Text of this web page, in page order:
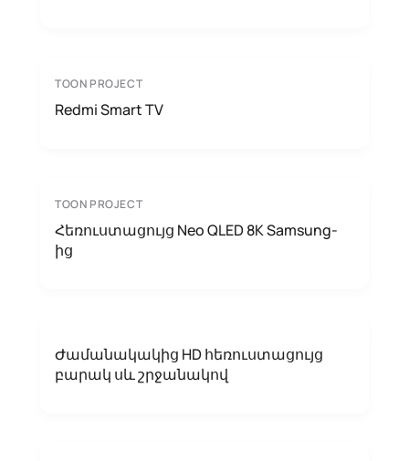
TOON PROJECT
Redmi Smart TV
TOON PROJECT
Հեռուստացույց Neo QLED 8K Samsung-
ից
Ժամանակակից HD հեռուստացույց
բարակ սև շրջանակով